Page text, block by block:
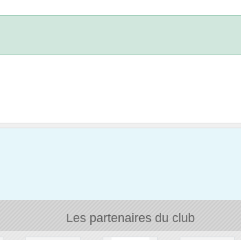
Les partenaires du club